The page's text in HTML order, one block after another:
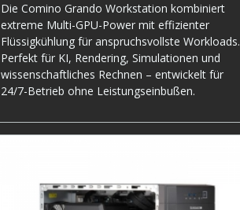
Die Comino Grando Workstation kombiniert
extreme Multi-GPU-Power mit effizienter
Flüssigkühlung für anspruchsvollste Workloads.
Perfekt für KI, Rendering, Simulationen und
wissenschaftliches Rechnen – entwickelt für
24/7-Betrieb ohne Leistungseinbußen.